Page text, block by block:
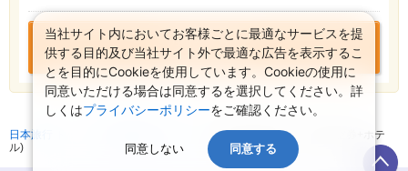
この組み合わせで
お申込みに進む
日本旅行 トップ
海外航空券検索 (海外航空券+ホテ
ル)
当社サイト内においてお客様ごとに最適なサービスを提
供する目的及び当社サイト外で最適な広告を表示するこ
とを目的にCookieを使用しています。Cookieの使用に
同意いただける場合は同意するを選択してください。詳
しくはプライバシーポリシーをご確認ください。
同意しない 同意する